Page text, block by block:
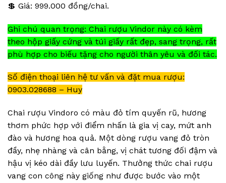
💲 Giá: 999.000 đồng/chai.
Ghi chú quan trọng: Chai rượu Vindor này có kèm
theo hộp giấy cứng và túi giấy rất đẹp, sang trọng, rất
phù hợp cho biếu tặng cho người thân yêu và đối tác.
Số điện thoại liên hệ tư vấn và đặt mua rượu:
0903.028688 – Huy
Chai rượu Vindoro có màu đỏ tím quyến rũ, hương
thơm phức hợp với điểm nhấn là gia vị cay, mứt anh
đào và hương hoa quả. Một dòng rượu vang đỏ tròn
đầy, nhẹ nhàng và cân bằng, vị chát tương đối đậm và
hậu vị kéo dài đầy lưu luyến. Thưởng thức chai rượu
vang con công này giống như được bước vào một